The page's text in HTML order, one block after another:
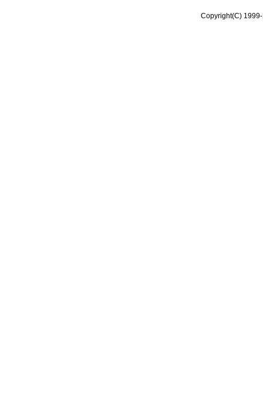
Copyright(C)